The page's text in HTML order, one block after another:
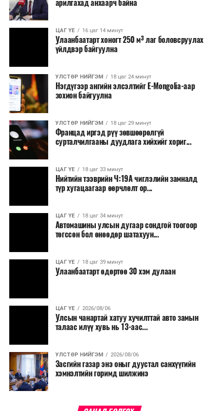
томилолт, гадаадын зочин хүлээн авах зардал;
Зайлшгүй шаардлагагүй тоног төхөөрөмж,
тавилга, автомашин худалдан авах;
Батлан хамгаалах, хууль зүйн салбараас бусад
Хуулиар заавал мэдээлэхээс бусад кино,
контент, хэвлэлийн зардал;
Заавал олгохоос бусад тэтгэмж, урамшуулал.
Санхүүгийн хэмнэлтийн горимыг 2026 оны
арванхоёрдугаар сарын 31 хүртэл мөрдөнө. Харин
эрүүл мэндийн салбар уг хэмнэлтийн горимд
хамрагдахгүй бөгөөд цэцэрлэг, сургуулийн хүүхдийн
эрт илрүүлэг, вакцинжуулалт, томуу, томуу төст
өвчний эсрэг арга хэмжээ зэрэг зайлшгүй
үргэлжилнэ гэж Ерөнхий сайд Н.Учрал онцоллоо.
Мөн бүх шатны төсвийн ерөнхийлөн захирагч нарт
салбар бүрдээ урсгал зардлыг 20 хувиар бууруулах,
нөхөн томилгоо хийхгүй байх, аялал, амралт, зугаалга,
хамт олны урлаг, спортын арга хэмжээг зохион
байгуулахгүй байх, төрийн албанд шинэ орон тоо бий
сургалтыг цахим хэлбэрт шилжүүлэх, төрийн албан
хаагчдыг зарим өдрүүдэд цахимаар ажиллуулах арга
хэмжээг үргэлжлүүлэхийг үүрэг болголоо.
Төсвийн сахилга бат сайжирч, эдийн засгийн нөхцөл
байдал хэвийн болсон тохиолдолд эдгээр
хязгаарлалтыг үе шаттайгаар сулруулах юм.
арилгахад анхаарч байна
ЦАГ ҮЕ 16 цаг 14 минут
Улаанбаатарт хоногт 250 м³ лаг боловсруулах
үйлдвэр байгуулна
УЛСТӨР НИЙГЭМ 18 цаг 24 минут
Нэгдүгээр ангийн элсэлтийг E-Mongolia-аар
зохион байгуулна
УЛСТӨР НИЙГЭМ 18 цаг 29 минут
Францад иргэд рүү зөвшөөрөлгүй
сурталчилгааны дуудлага хийхийг хориг...
ЦАГ ҮЕ 18 цаг 33 минут
Нийтийн тээврийн Ч:19А чиглэлийн замналд
түр хугацаагаар өөрчлөлт ор...
ЦАГ ҮЕ 18 цаг 34 минут
Автомашины улсын дугаар сондгой тоогоор
төгссөн бол өнөөдөр шатахуун...
ЦАГ ҮЕ 18 цаг 39 минут
Улаанбаатарт өдөртөө 30 хэм дулаан
ЦАГ ҮЕ 2026/08/06
Улсын чанартай хатуу хучилттай авто замын
талаас илүү хувь нь 13-аас...
УЛСТӨР НИЙГЭМ 2026/08/06
Засгийн газар энэ оныг дуустал санхүүгийн
хэмнэлтийн горимд шилжинэ